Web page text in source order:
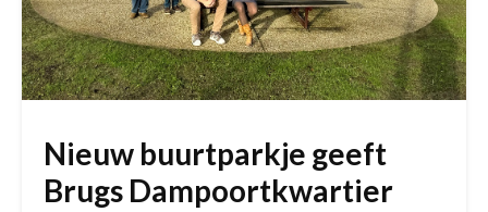
Nieuw buurtparkje geeft
Brugs Dampoortkwartier